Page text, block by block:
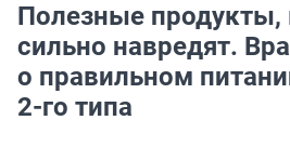
Полезные
сильно навредят.
о правильном
2-го типа